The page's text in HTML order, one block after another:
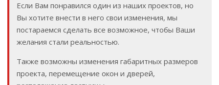
Если Вам понравился один из наших проектов, но
Вы хотите внести в него свои изменения, мы
постараемся сделать все возможное, чтобы Ваши
желания стали реальностью.
Также возможны изменения габаритных размеров
проекта, перемещение окон и дверей,